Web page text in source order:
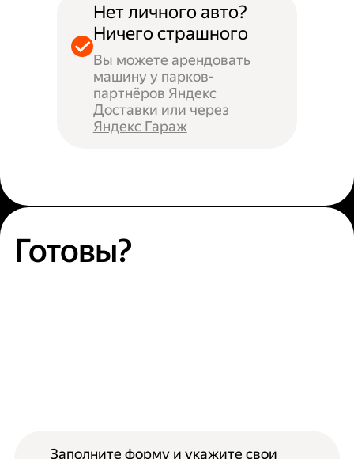
Нет личного авто?
Ничего страшного
Вы можете арендовать
машину у парков-
партнёров Яндекс
Доставки или через
Яндекс Гараж
Готовы?
Заполните форму и укажите свои